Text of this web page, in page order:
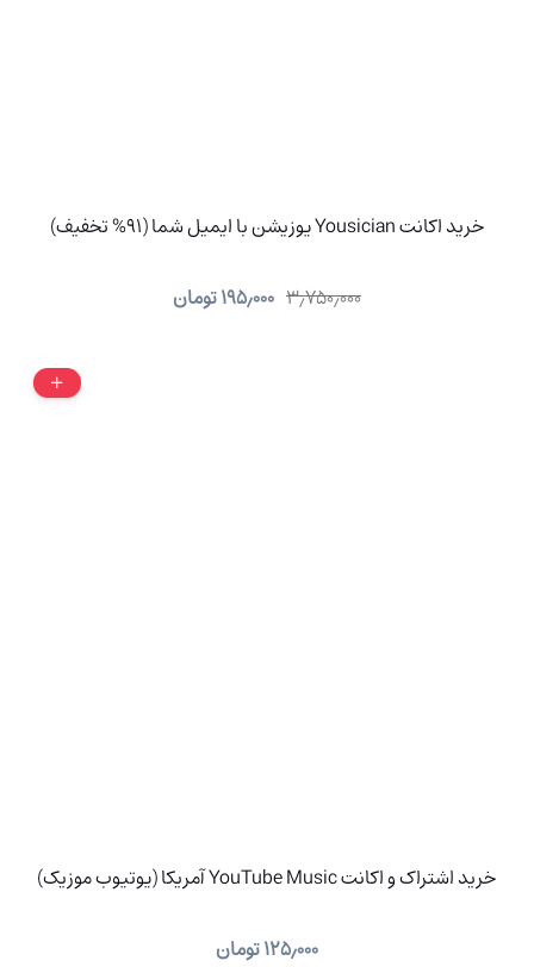
خرید اکانت Yousician یوزیشن با ایمیل شما (91% تخفیف)
۳٫۷۵۰٫۰۰۰ ۱۹۵٫۰۰۰تومان
خرید اشتراک و اکانت YouTube Music آمریکا (یوتیوب موزیک)
۱۲۵٫۰۰۰تومان